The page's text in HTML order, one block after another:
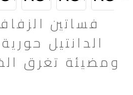
الدانتيل
ومضيئة تغرق